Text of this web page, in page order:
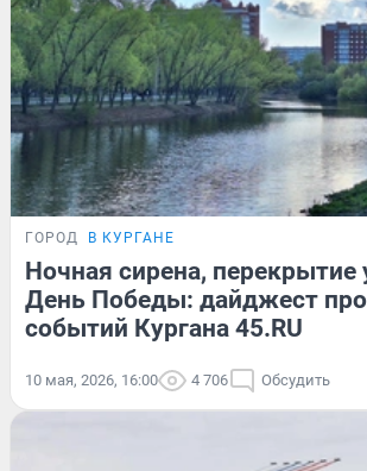
ГОРОД В КУРГАНЕ
Ночная сирена, перекрытие
День Победы: дайджест
событий Кургана 45.RU
10 мая, 2026, 16:00 4 706 Обсудить